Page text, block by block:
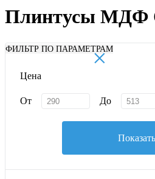
Плинтусы МДФ
ФИЛЬТР ПО ПАРАМЕТРАМ
×
Цена
От До
Показать